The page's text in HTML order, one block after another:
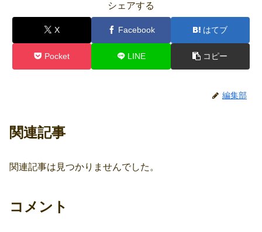
シェアする
X Facebook はてブ
Pocket LINE コピー
編集部
関連記事
関連記事は見つかりませんでした。
コメント